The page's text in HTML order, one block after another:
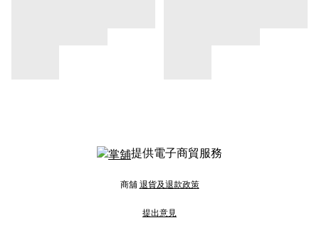
提供電子商貿服務
商舖 退貨及退款政策
提出意見